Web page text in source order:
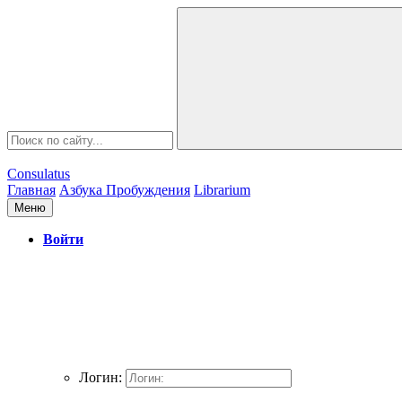
Consulatus
Главная Азбука Пробуждения Librarium
Меню
Войти
Логин: